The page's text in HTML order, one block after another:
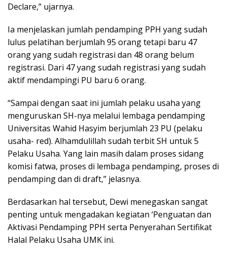
Declare,” ujarnya.
Ia menjelaskan jumlah pendamping PPH yang sudah
lulus pelatihan berjumlah 95 orang tetapi baru 47
orang yang sudah registrasi dan 48 orang belum
registrasi. Dari 47 yang sudah registrasi yang sudah
aktif mendampingi PU baru 6 orang.
“Sampai dengan saat ini jumlah pelaku usaha yang
menguruskan SH-nya melalui lembaga pendamping
Universitas Wahid Hasyim berjumlah 23 PU (pelaku
usaha- red). Alhamdulillah sudah terbit SH untuk 5
Pelaku Usaha. Yang lain masih dalam proses sidang
komisi fatwa, proses di lembaga pendamping, proses di
pendamping dan di draft,” jelasnya.
Berdasarkan hal tersebut, Dewi menegaskan sangat
penting untuk mengadakan kegiatan ‘Penguatan dan
Aktivasi Pendamping PPH serta Penyerahan Sertifikat
Halal Pelaku Usaha UMK ini.